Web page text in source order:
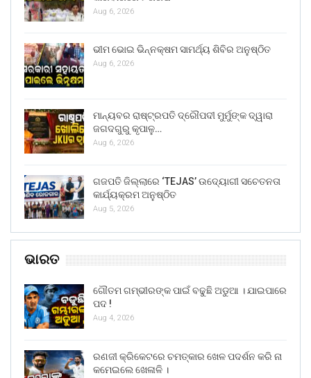
Aug 6, 2026
ଭୀମ ଭୋଇ ଭିନ୍ନକ୍ଷମ ସାମର୍ଥ୍ୟ ଶିବିର ଅନୁଷ୍ଠିତ
Aug 6, 2026
ମାନ୍ୟବର ରାଷ୍ଟ୍ରପତି ଦ୍ରୌପଦୀ ମୁର୍ମୁଙ୍କ ଦ୍ୱାରା
ଜଗଦଗୁରୁ କୃପାଳୁ…
Aug 6, 2026
ଗଜପତି ଜିଲ୍ଲାରେ ‘TEJAS’ ଉଦ୍ୟୋଗୀ ସଚେତନତା
କାର୍ଯ୍ୟକ୍ରମ ଅନୁଷ୍ଠିତ
Aug 5, 2026
ଭାରତ
ଗୌତମ ଗମ୍ଭୀରଙ୍କ ପାଇଁ ବଢୁଛି ଅଡୁଆ । ଯାଇପାରେ
ପଦ !
Aug 4, 2026
ରଣଜୀ କ୍ରିକେଟରେ ଚମତ୍କାର ଖେଳ ପଦର୍ଶନ କରି ନା
କମେଇଲେ ଖେଳାଳି ।